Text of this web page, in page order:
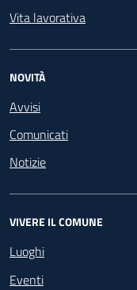
Vita lavorativa
NOVITÀ
Avvisi
Comunicati
Notizie
VIVERE IL COMUNE
Luoghi
Eventi